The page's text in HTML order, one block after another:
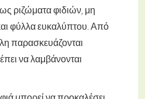
ριζώματα φιδιών, μη
φύλλα ευκαλύπτου. Από
παρασκευάζονται
να λαμβάνονται